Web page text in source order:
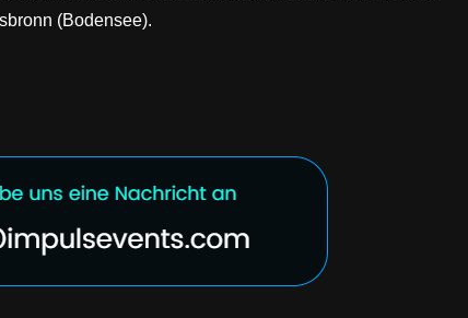
(Bodensee).